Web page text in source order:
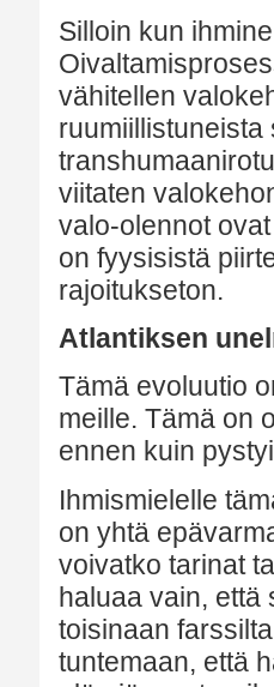
Silloin kun
vähitellen
ruumiillistuneista
viitaten
valo-olennot
on fyysisistä
rajoitukseton.
Atlantiksen
Tämä evoluutio
meille. Tämä on
ennen kuin
Ihmismielelle
on yhtä
voivatko tarinat
haluaa vain, että
toisinaan
tuntemaan, että